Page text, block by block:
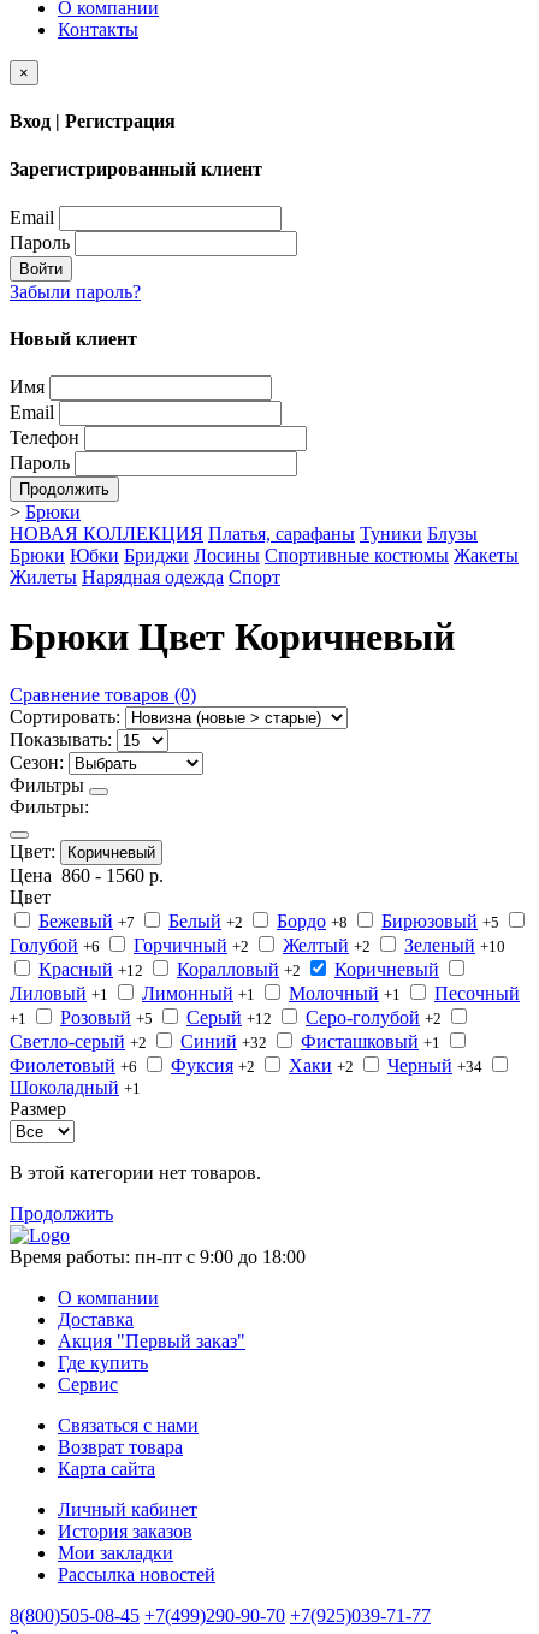
О компании
Контакты
×
Вход | Регистрация
Зарегистрированный клиент
Email
Пароль
Войти
Забыли пароль?
Новый клиент
Имя
Email
Телефон
Пароль
Продолжить
> Брюки
НОВАЯ КОЛЛЕКЦИЯ Платья, сарафаны Туники Блузы
Брюки Юбки Бриджи Лосины Спортивные костюмы Жакеты
Жилеты Нарядная одежда Спорт
Брюки Цвет Коричневый
Сравнение товаров (0)
Сортировать:
Показывать:
Сезон:
Фильтры
Фильтры:
Цвет: Коричневый
Цена 860 - 1560 р.
Цвет
Бежевый +7 Белый +2 Бордо +8 Бирюзовый +5
Голубой +6 Горчичный +2 Желтый +2 Зеленый +10
Красный +12 Коралловый +2
Коричневый
Лиловый +1 Лимонный +1 Молочный +1 Песочный
+1 Розовый +5 Серый +12 Серо-голубой +2
Светло-серый +2 Синий +32 Фисташковый +1
Фиолетовый +6 Фуксия +2 Хаки +2 Черный +34
Шоколадный +1
Размер
В этой категории нет товаров.
Продолжить
Время работы: пн-пт с 9:00 до 18:00
О компании
Доставка
Акция "Первый заказ"
Где купить
Сервис
Связаться с нами
Возврат товара
Карта сайта
Личный кабинет
История заказов
Мои закладки
Рассылка новостей
8(800)505-08-45 +7(499)290-90-70 +7(925)039-71-77